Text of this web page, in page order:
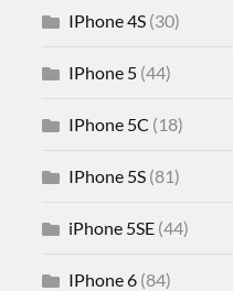
IPhone 4S (30)
IPhone 5 (44)
IPhone 5C (18)
IPhone 5S (81)
iPhone 5SE (44)
IPhone 6 (84)